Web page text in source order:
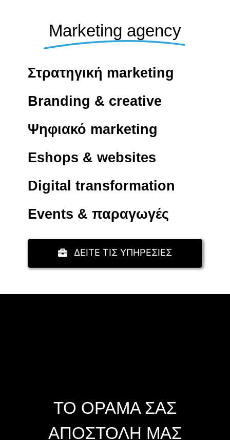
Marketing agency
Στρατηγική marketing
Branding & creative
Ψηφιακό marketing
Eshops & websites
Digital transformation
Events & παραγωγές
ΔΕΙΤΕ ΤΙΣ ΥΠΗΡΕΣΙΕΣ
ΤΟ ΟΡΑΜΑ ΣΑΣ
ΑΠΟΣΤΟΛΗ ΜΑΣ